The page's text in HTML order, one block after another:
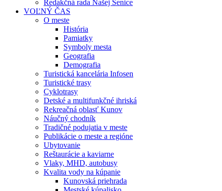
Redakčná rada Našej Senice
VOĽNÝ ČAS
O meste
História
Pamiatky
Symboly mesta
Geografia
Demografia
Turistická kancelária Infosen
Turistické trasy
Cyklotrasy
Detské a multifunkčné ihriská
Rekreačná oblasť Kunov
Náučný chodník
Tradičné podujatia v meste
Publikácie o meste a regióne
Ubytovanie
Reštaurácie a kaviarne
Vlaky, MHD, autobusy
Kvalita vody na kúpanie
Kunovská priehrada